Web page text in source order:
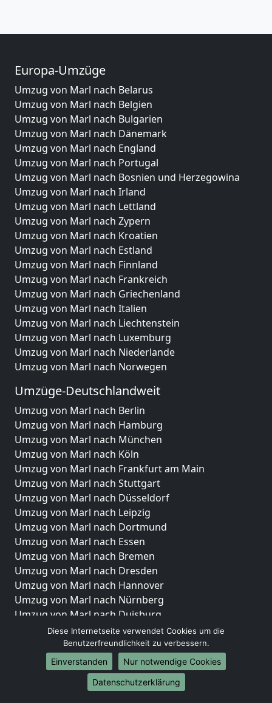
Europa-Umzüge
Umzug von Marl nach Belarus
Umzug von Marl nach Belgien
Umzug von Marl nach Bulgarien
Umzug von Marl nach Dänemark
Umzug von Marl nach England
Umzug von Marl nach Portugal
Umzug von Marl nach Bosnien und Herzegowina
Umzug von Marl nach Irland
Umzug von Marl nach Lettland
Umzug von Marl nach Zypern
Umzug von Marl nach Kroatien
Umzug von Marl nach Estland
Umzug von Marl nach Finnland
Umzug von Marl nach Frankreich
Umzug von Marl nach Griechenland
Umzug von Marl nach Italien
Umzug von Marl nach Liechtenstein
Umzug von Marl nach Luxemburg
Umzug von Marl nach Niederlande
Umzug von Marl nach Norwegen
Umzüge-Deutschlandweit
Umzug von Marl nach Berlin
Umzug von Marl nach Hamburg
Umzug von Marl nach München
Umzug von Marl nach Köln
Umzug von Marl nach Frankfurt am Main
Umzug von Marl nach Stuttgart
Umzug von Marl nach Düsseldorf
Umzug von Marl nach Leipzig
Umzug von Marl nach Dortmund
Umzug von Marl nach Essen
Umzug von Marl nach Bremen
Umzug von Marl nach Dresden
Umzug von Marl nach Hannover
Umzug von Marl nach Nürnberg
Umzug von Marl nach Duisburg
Umzug von Marl nach Bochum
Umzug von Marl nach Wuppertal
Umzug von Marl nach Bielefeld
Umzug von Marl nach Bonn
Umzug von Marl nach Münster
Diese Internetseite verwendet Cookies um die
Benutzerfreundlichkeit zu verbessern.
Einverstanden
Nur notwendige Cookies
Datenschutzerklärung